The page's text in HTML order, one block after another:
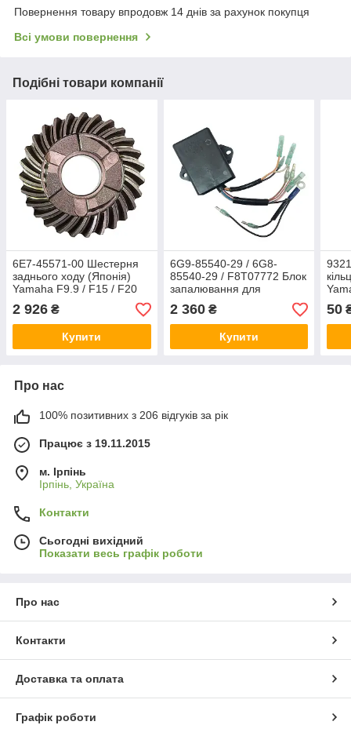
Повернення товару впродовж 14 днів за рахунок покупця
Всі умови повернення
Подібні товари компанії
6E7-45571-00 Шестерня
заднього ходу (Японія)
Yamaha F9.9 / F15 / F20
2 926 ₴
Купити
6G9-85540-29 / 6G8-
85540-29 / F8T07772 Блок
запалювання для
підвісних моторів YAMAHA
& MERCURY F9.9 / F15
2 360₴
Купити
F25
50
Про нас
100% позитивних з 206 відгуків за рік
Працює з 19.11.2015
м. Ірпінь
Ірпінь, Україна
Контакти
Сьогодні вихідний
Показати весь графік роботи
Про нас
Контакти
Доставка та оплата
Графік роботи